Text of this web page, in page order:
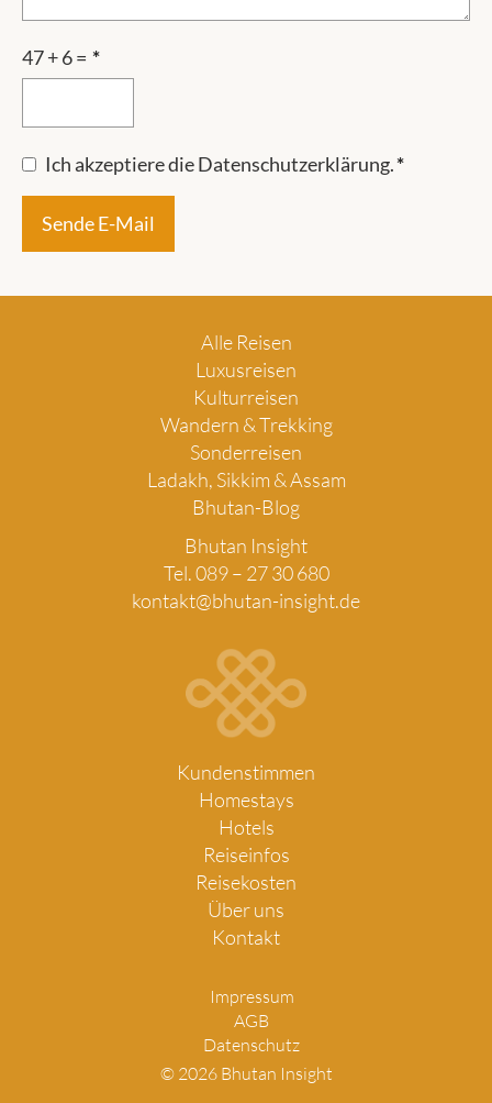
47 + 6 = *
Ich akzeptiere die Datenschutzerklärung.*
Alle Reisen
Luxusreisen
Kulturreisen
Wandern & Trekking
Sonderreisen
Ladakh, Sikkim & Assam
Bhutan-Blog
Bhutan Insight
Tel. 089 – 27 30 680
kontakt@bhutan-insight.de
Kundenstimmen
Homestays
Hotels
Reiseinfos
Reisekosten
Über uns
Kontakt
Impressum
AGB
Datenschutz
© 2026 Bhutan Insight